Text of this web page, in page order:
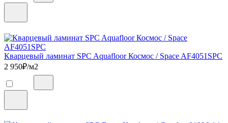
Кварцевый ламинат SPC Aquafloor Космос / Space AF4051SPC
2 950₽/м2